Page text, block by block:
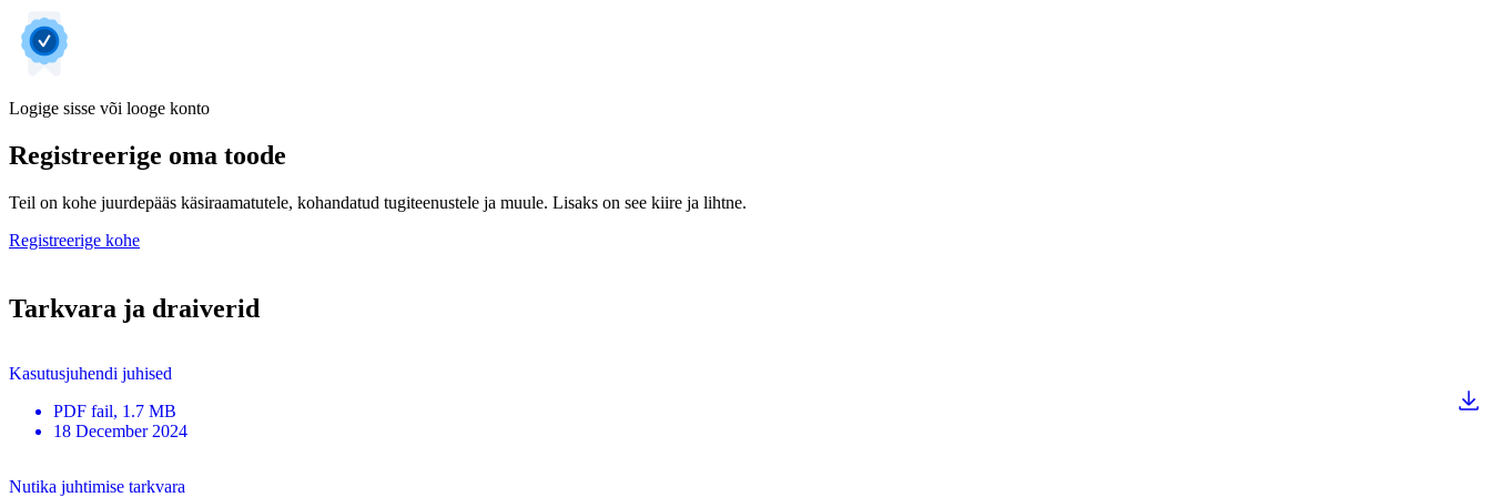
Logige sisse või looge konto
Registreerige oma toode
Teil on kohe juurdepääs käsiraamatutele, kohandatud tugiteenustele ja muule. Lisaks on see kiire ja lihtne.
Registreerige kohe
Tarkvara ja draiverid
Kasutusjuhendi juhised
PDF fail, 1.7 MB
18 December 2024
Nutika juhtimise tarkvara